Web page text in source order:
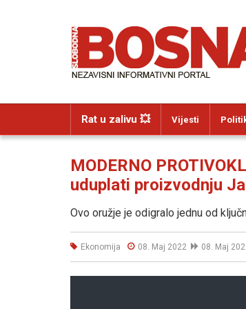
Rat u zalivu 💥 Vijesti
MODERNO
uduplati proizvodnju
Ovo oružje je odigralo jednu od
Ekonomija 08. Maj 2022 08. Maj